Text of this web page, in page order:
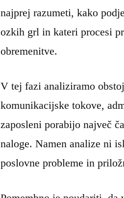
najprej razumeti, kako
ozkih grl in kateri procesi
obremenitve.
V tej fazi analiziramo
komunikacijske tokove,
zaposleni porabijo največ
naloge. Namen analize ni
poslovne probleme in